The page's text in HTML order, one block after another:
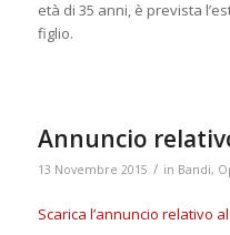
età di 35 anni, è prevista
figlio.
Annuncio
13 Novembre 2015 / in Bandi,
Scarica l’annuncio relativo